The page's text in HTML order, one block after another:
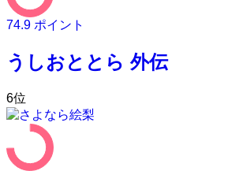
74.9 ポイント
うしおととら 外伝
6位